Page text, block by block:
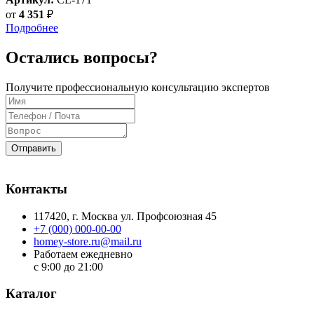
от 4 351 ₽
Подробнее
Остались вопросы?
Получите профессиональную консультацию экспертов
Отправить
Контакты
117420, г. Москва ул. Профсоюзная 45
+7 (000) 000-00-00
homey-store.ru@mail.ru
Работаем ежедневно
с 9:00 до 21:00
Каталог